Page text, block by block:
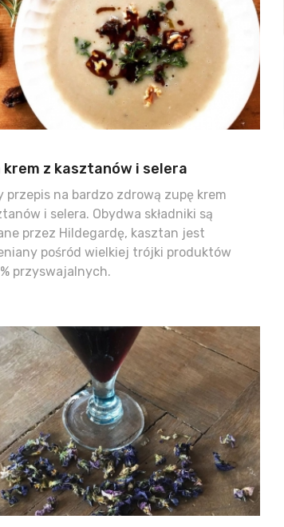
krem z kasztanów i selera
przepis na bardzo zdrową zupę krem
i selera. Obydwa składniki są
przez Hildegardę, kasztan jest
pośród wielkiej trójki produktów
przyswajalnych.